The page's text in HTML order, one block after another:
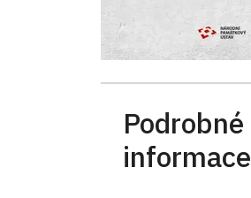
Podrobné
informace